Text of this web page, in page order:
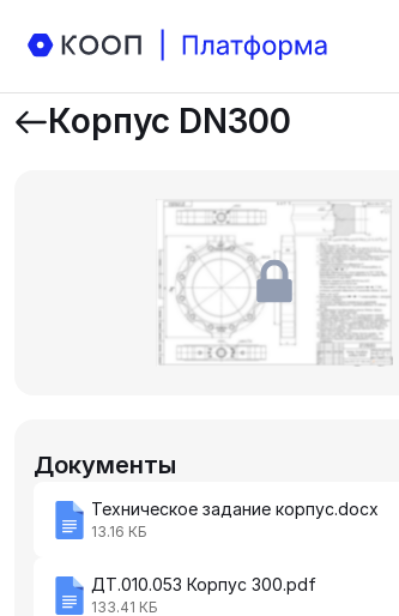
Корпус DN300
Документы
Техническое задание корпус.docx
13.16 КБ
ДТ.010.053 Корпус 300.pdf
133.41 КБ